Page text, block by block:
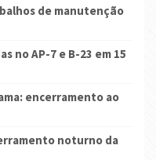
de manutenção
no AP-7 e B-23 em 15
encerramento ao
noturno da